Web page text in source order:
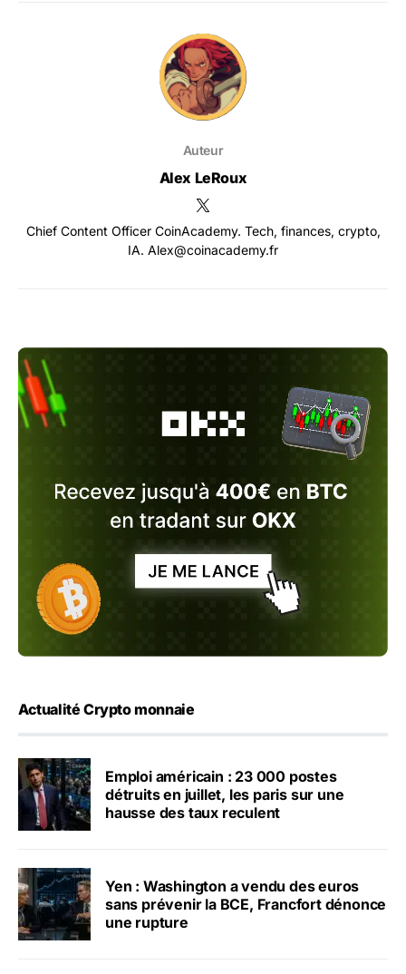
Auteur
Alex LeRoux
Chief Content Officer CoinAcademy. Tech, finances, crypto,
IA. Alex@coinacademy.fr
Actualité Crypto monnaie
Emploi américain : 23 000 postes
détruits en juillet, les paris sur une
hausse des taux reculent
Yen : Washington a vendu des euros
sans prévenir la BCE, Francfort dénonce
une rupture